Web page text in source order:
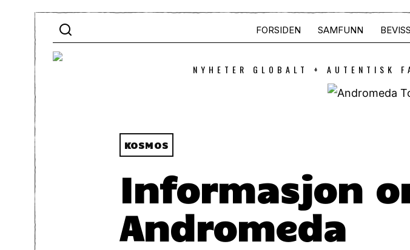
FORSIDEN SAMFUNN
NYHETER GLOBALT + AUTENTISK
KOSMOS
Informasjon
Andromeda